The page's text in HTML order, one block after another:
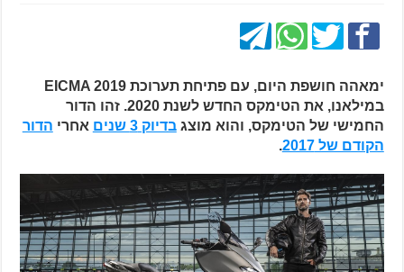
ימאהה חושפת היום, עם פתיחת תערוכת EICMA 2019
במילאנו, את הטימקס החדש לשנת 2020. זהו הדור
החמישי של הטימקס, והוא מוצגבדיוק 3 שנים אחרי הדור
הקודם של 2017
.